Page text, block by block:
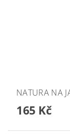
NATURA NA
165 Kč